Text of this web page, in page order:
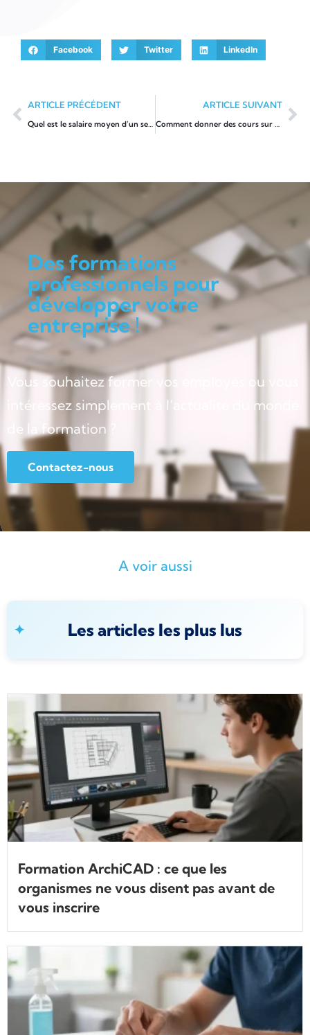
Facebook Twitter LinkedIn
ARTICLE PRÉCÉDENT
Quel est le salaire moyen d’un serrurier ?
ARTICLE SUIVANT
Comment donner des cours sur une plateforme d’enseignement à distance ?
Des formations
professionnels pour
développer votre
entreprise !
Vous souhaitez former vos employés ou vous
intéressez simplement à l’actualité du monde
de la formation ?
Contactez-nous
A voir aussi
Les articles les plus lus
Formation ArchiCAD : ce que les
organismes ne vous disent pas avant de
vous inscrire